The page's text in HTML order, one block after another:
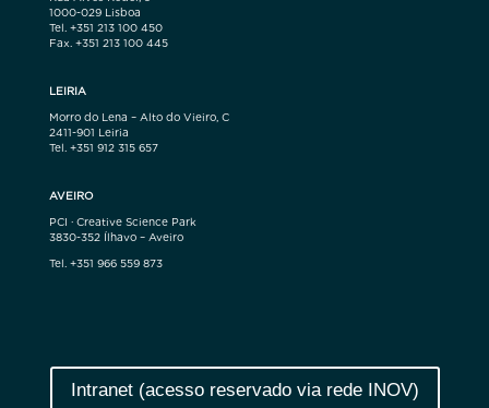
1000-029 Lisboa
Tel. +351 213 100 450
Fax. +351 213 100 445
LEIRIA
Morro do Lena – Alto do Vieiro, C
2411-901 Leiria
Tel. +351 912 315 657
AVEIRO
PCI · Creative Science Park
3830-352 Ílhavo – Aveiro
Tel. +351 966 559 873
Intranet (acesso reservado via rede INOV)